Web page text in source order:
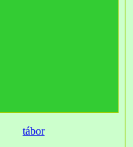
tábor